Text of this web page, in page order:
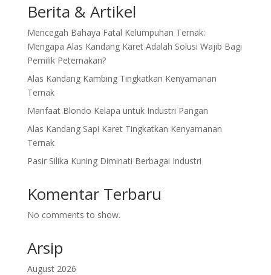
Berita & Artikel
Mencegah Bahaya Fatal Kelumpuhan Ternak:
Mengapa Alas Kandang Karet Adalah Solusi Wajib Bagi
Pemilik Peternakan?
Alas Kandang Kambing Tingkatkan Kenyamanan
Ternak
Manfaat Blondo Kelapa untuk Industri Pangan
Alas Kandang Sapi Karet Tingkatkan Kenyamanan
Ternak
Pasir Silika Kuning Diminati Berbagai Industri
Komentar Terbaru
No comments to show.
Arsip
August 2026